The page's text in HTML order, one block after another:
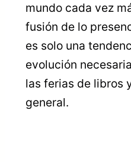
mundo cada vez
fusión de lo
es solo una
evolución
las ferias de libros
general.